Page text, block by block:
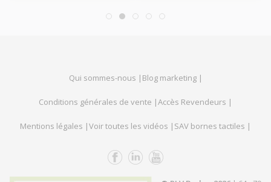
Qui sommes-nous | Blog marketing |
Conditions générales de vente |Accès Revendeurs |
Mentions légales |Voir toutes les vidéos | SAV bornes tactiles |